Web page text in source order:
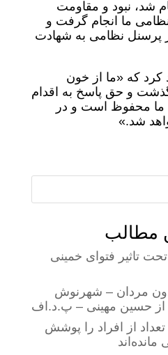
شد، نبود و مقاومت
ما انجام گرفت و
پرسنل نظامی به شهادت
کرد که «ما از خون
و حق پاسخ به اقدام
ما محفوظ است و در
شد.»
مطالب
تاثیر فتوای خمینی
مردان – شهرنوش
حسین مهینی – پ.د.اف
(بخش3): چه تعداد از افراد را پوشش
مانده‌اند